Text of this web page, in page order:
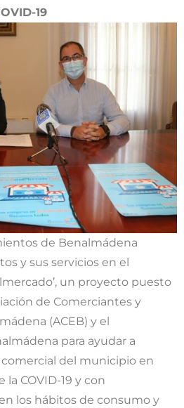
19
de Benalmádena
y sus servicios en el
un proyecto puesto
de Comerciantes y
(ACEB) y el
para ayudar a
del municipio en
la COVID-19 y con
los hábitos de consumo y